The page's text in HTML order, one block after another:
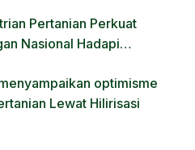
Pertanian Perkuat
Nasional Hadapi
optimisme
Lewat Hilirisasi